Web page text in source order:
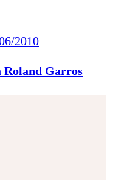
2010
Roland Garros